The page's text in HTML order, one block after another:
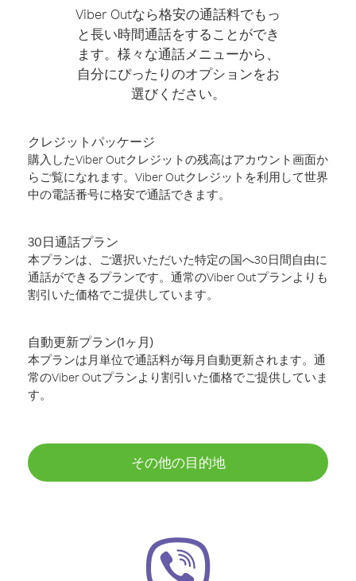
Viber Outなら格安の通話料でもっ
と長い時間通話をすることができ
ます。様々な通話メニューから、
自分にぴったりのオプションをお
選びください。
クレジットパッケージ
購入したViber Outクレジットの残高はアカウント画面か
らご覧になれます。Viber Outクレジットを利用して世界
中の電話番号に格安で通話できます。
30日通話プラン
本プランは、ご選択いただいた特定の国へ30日間自由に
通話ができるプランです。通常のViber Outプランよりも
割引いた価格でご提供しています。
自動更新プラン(1ヶ月)
本プランは月単位で通話料が毎月自動更新されます。通
常のViber Outプランより割引いた価格でご提供していま
す。
その他の目的地